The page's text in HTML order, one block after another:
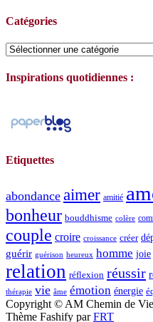
Catégories
Catégories
Inspirations quotidiennes :
Etiquettes
abondance aimer amitié
bonheur bouddhisme colère
couple croire croissance créer
guérir guérison heureux homme joie
relation réflexion réussir
thérapie vie âme émotion énergie
Copyright © AM Chemin de Vie
Thème Fashify parFRT